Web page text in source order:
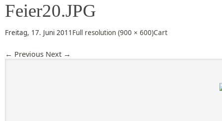
Feier20.JPG
Freitag, 17. Juni 2011 Full resolution (900 × 600)Cart
← Previous Next →